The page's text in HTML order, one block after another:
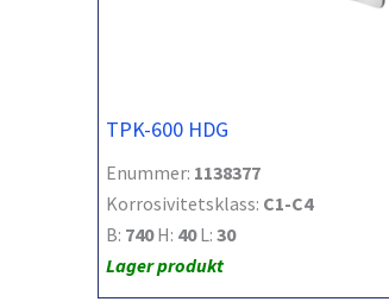
TPK-600 HDG
Enummer: 1138377
Korrosivitetsklass: C1-C4
B: 740H: 40L: 30
Lager produkt